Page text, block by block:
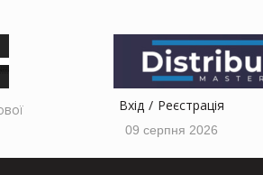
Вхід Реєстрація
09 серпня 2026